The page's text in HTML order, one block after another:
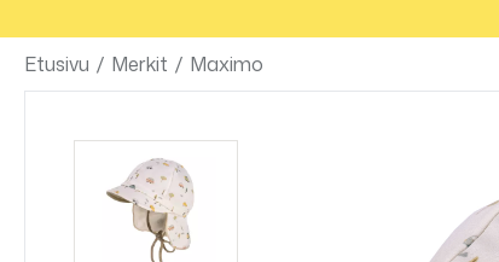
Etusivu / Merkit / Maximo